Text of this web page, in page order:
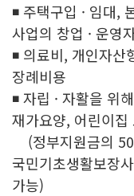
◾ 주택구입 · 임대,
사업의 창업 · 운영
◾ 의료비, 개인자
장례비용
◾ 자립 · 자활을 위
재가요양, 어린이집
(정부지원금의
국민기초생활보장
가능)